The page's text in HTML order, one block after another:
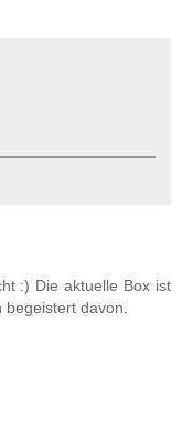
:) Die aktuelle Box ist
begeistert davon.